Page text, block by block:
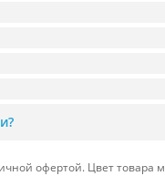
офертой. Цвет товара